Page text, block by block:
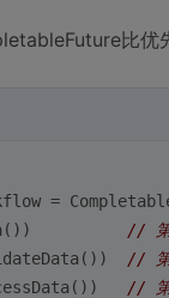
比优
=
// 第
// 第
// 第